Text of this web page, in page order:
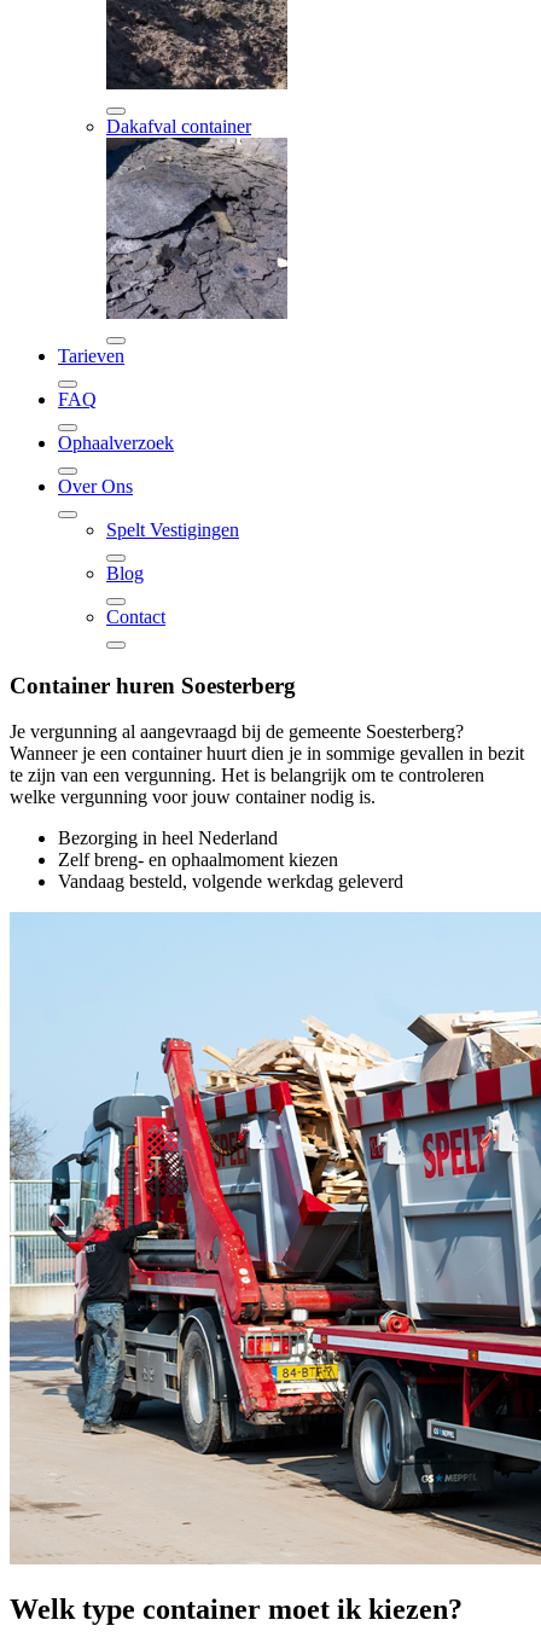
Dakafval container
Tarieven
FAQ
Ophaalverzoek
Over Ons
Spelt Vestigingen
Blog
Contact
Container huren Soesterberg
Je vergunning al aangevraagd bij de gemeente Soesterberg?
Wanneer je een container huurt dien je in sommige gevallen in bezit
te zijn van een vergunning. Het is belangrijk om te controleren
welke vergunning voor jouw container nodig is.
Bezorging in heel Nederland
Zelf breng- en ophaalmoment kiezen
Vandaag besteld, volgende werkdag geleverd
Welk type container moet ik kiezen?